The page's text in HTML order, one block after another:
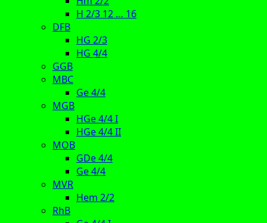
H 2/3 12 … 16
DFB
HG 2/3
HG 4/4
GGB
MBC
Ge 4/4
MGB
HGe 4/4 I
HGe 4/4 II
MOB
GDe 4/4
Ge 4/4
MVR
Hem 2/2
RhB